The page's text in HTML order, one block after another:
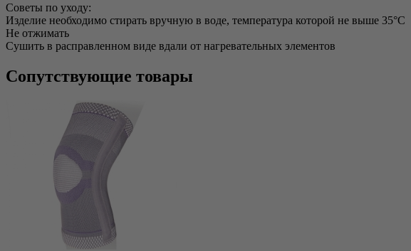
Советы по уходу:
Изделие необходимо стирать вручную в воде, температура которой не выше 35°С
Не отжимать
Сушить в расправленном виде вдали от нагревательных элементов
Сопутствующие товары